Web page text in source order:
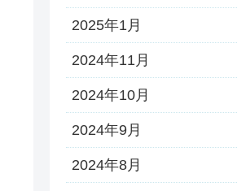
2025年1月
2024年11月
2024年10月
2024年9月
2024年8月